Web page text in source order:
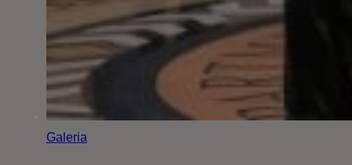
Galeria